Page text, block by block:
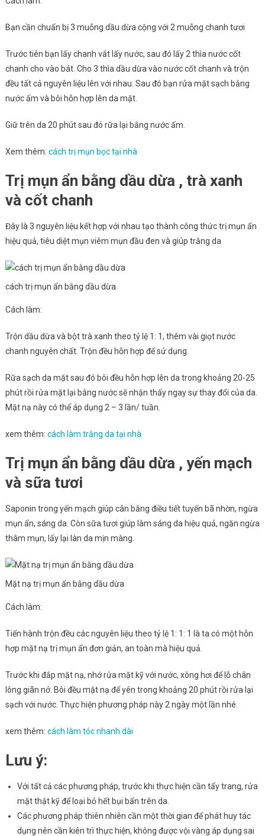
Bạn cần chuẩn bị 3 muỗng dầu dừa cộng với 2 muỗng chanh tươi
Trước tiên bạn lấy chanh vắt lấy nước, sau đó lấy 2 thìa nước cốt
chanh cho vào bát. Cho 3 thìa dầu dừa vào nước cốt chanh và trộn
đều tất cả nguyên liệu lên với nhau. Sau đó bạn rửa mặt sạch bằng
nước ấm và bôi hỗn hợp lên da mặt.
Giữ trên da 20 phút sau đó rữa lại bằng nước ấm.
Xem thêm: cách trị mụn bọc tại nhà
Trị mụn ẩn bằng dầu dừa , trà xanh
và cốt chanh
Đây là 3 nguyên liệu kết hợp với nhau tạo thành công thức trị mụn ẩn
hiệu quả, tiêu diệt mụn viêm mụn đầu đen và giúp trắng da
cách trị mụn ẩn bằng dầu dừa
Cách làm:
Trộn dầu dừa và bột trà xanh theo tỷ lệ 1: 1, thêm vài giọt nước
chanh nguyên chất. Trộn đều hỗn hợp để sử dụng.
Rữa sạch da mặt sau đó bôi đều hỗn hợp lên da trong khoảng 20-25
phút rồi rửa mặt lại bằng nước sẽ nhận thấy ngay sự thay đổi của da.
Mặt nạ này có thể áp dụng 2 – 3 lần/ tuần.
xem thêm: cách làm trắng da tại nhà
Trị mụn ẩn bằng dầu dừa , yến mạch
và sữa tươi
Saponin trong yến mạch giúp cân bằng điều tiết tuyến bã nhờn, ngừa
mụn ẩn, sáng da. Còn sữa tươi giúp làm sáng da hiệu quả, ngăn ngừa
thâm mụn, lấy lại làn da mịn màng.
Mặt nạ trị mụn ẩn bằng dầu dừa
Cách làm:
Tiến hành trộn đều các nguyên liệu theo tỷ lệ 1: 1: 1 là ta có một hỗn
hợp mặt nạ trị mụn ẩn đơn giản, an toàn mà hiệu quả.
Trước khi đắp mặt nạ, nhớ rửa mặt kỹ với nước, xông hơi để lỗ chân
lông giãn nở. Bôi đều mặt nạ để yên trong khoảng 20 phút rồi rửa lại
sạch với nước. Thực hiện phương pháp này 2 ngày một lần nhé.
xem thêm: cách làm tóc nhanh dài
Lưu ý:
Với tất cả các phương pháp, trước khi thực hiện cần tẩy trang, rửa
mặt thật kỹ để loại bỏ hết bụi bẩn trên da.
Các phương pháp thiên nhiên cần một thời gian để phát huy tác
dụng nên cần kiên trì thực hiện, không được vội vàng áp dụng sai